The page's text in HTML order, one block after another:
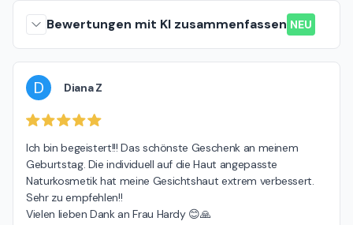
Bewertungen mit KI zusammenfassen NEU
D Diana Z
Ich bin begeistert!!! Das schönste Geschenk an meinem
Geburtstag. Die individuell auf die Haut angepasste
Naturkosmetik hat meine Gesichtshaut extrem verbessert.
Sehr zu empfehlen!!
Vielen lieben Dank an Frau Hardy 😊🙏